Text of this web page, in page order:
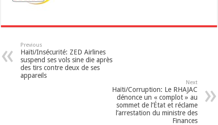
p
Previous
Haïti/Insécurité: ZED Airlines
suspend ses vols sine die après
des tirs contre deux de ses
appareils
Next
Haïti/Corruption: Le RHAJAC
dénonce un « complot » au
sommet de l’État et réclame
l’arrestation du ministre des
Finances